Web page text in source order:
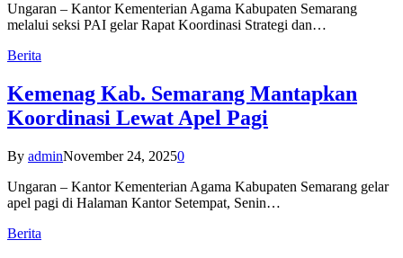
Ungaran – Kantor Kementerian Agama Kabupaten Semarang
melalui seksi PAI gelar Rapat Koordinasi Strategi dan…
Berita
Kemenag Kab. Semarang Mantapkan
Koordinasi Lewat Apel Pagi
By adminNovember 24, 20250
Ungaran – Kantor Kementerian Agama Kabupaten Semarang gelar
apel pagi di Halaman Kantor Setempat, Senin…
Berita